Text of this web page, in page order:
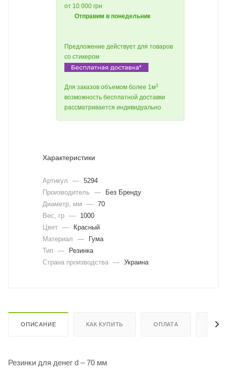
от 10 000 грн
Отправим в понедельник
Предложение действует для товаров
со стикером
Для заказов объемом более 1м3
возможность бесплатной доставки
рассматривается индивидуально
Характеристики
Артикул — 5294
Производитель
—
Без Бренду
Диаметр, мм
— 70
Вес, гр —
1000
Цвет —
Красный
Материал
—
Гума
Тип
—
Резинка
Страна производства — Украина
ОПИСАНИЕ КАК КУПИТЬ ОПЛАТА
Резинки для денег d – 70 мм